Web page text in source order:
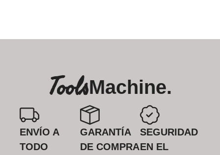
ToolsMachine.
ENVÍO A
TODO
GARANTÍA
DE COMPRA
SEGURIDAD
EN EL